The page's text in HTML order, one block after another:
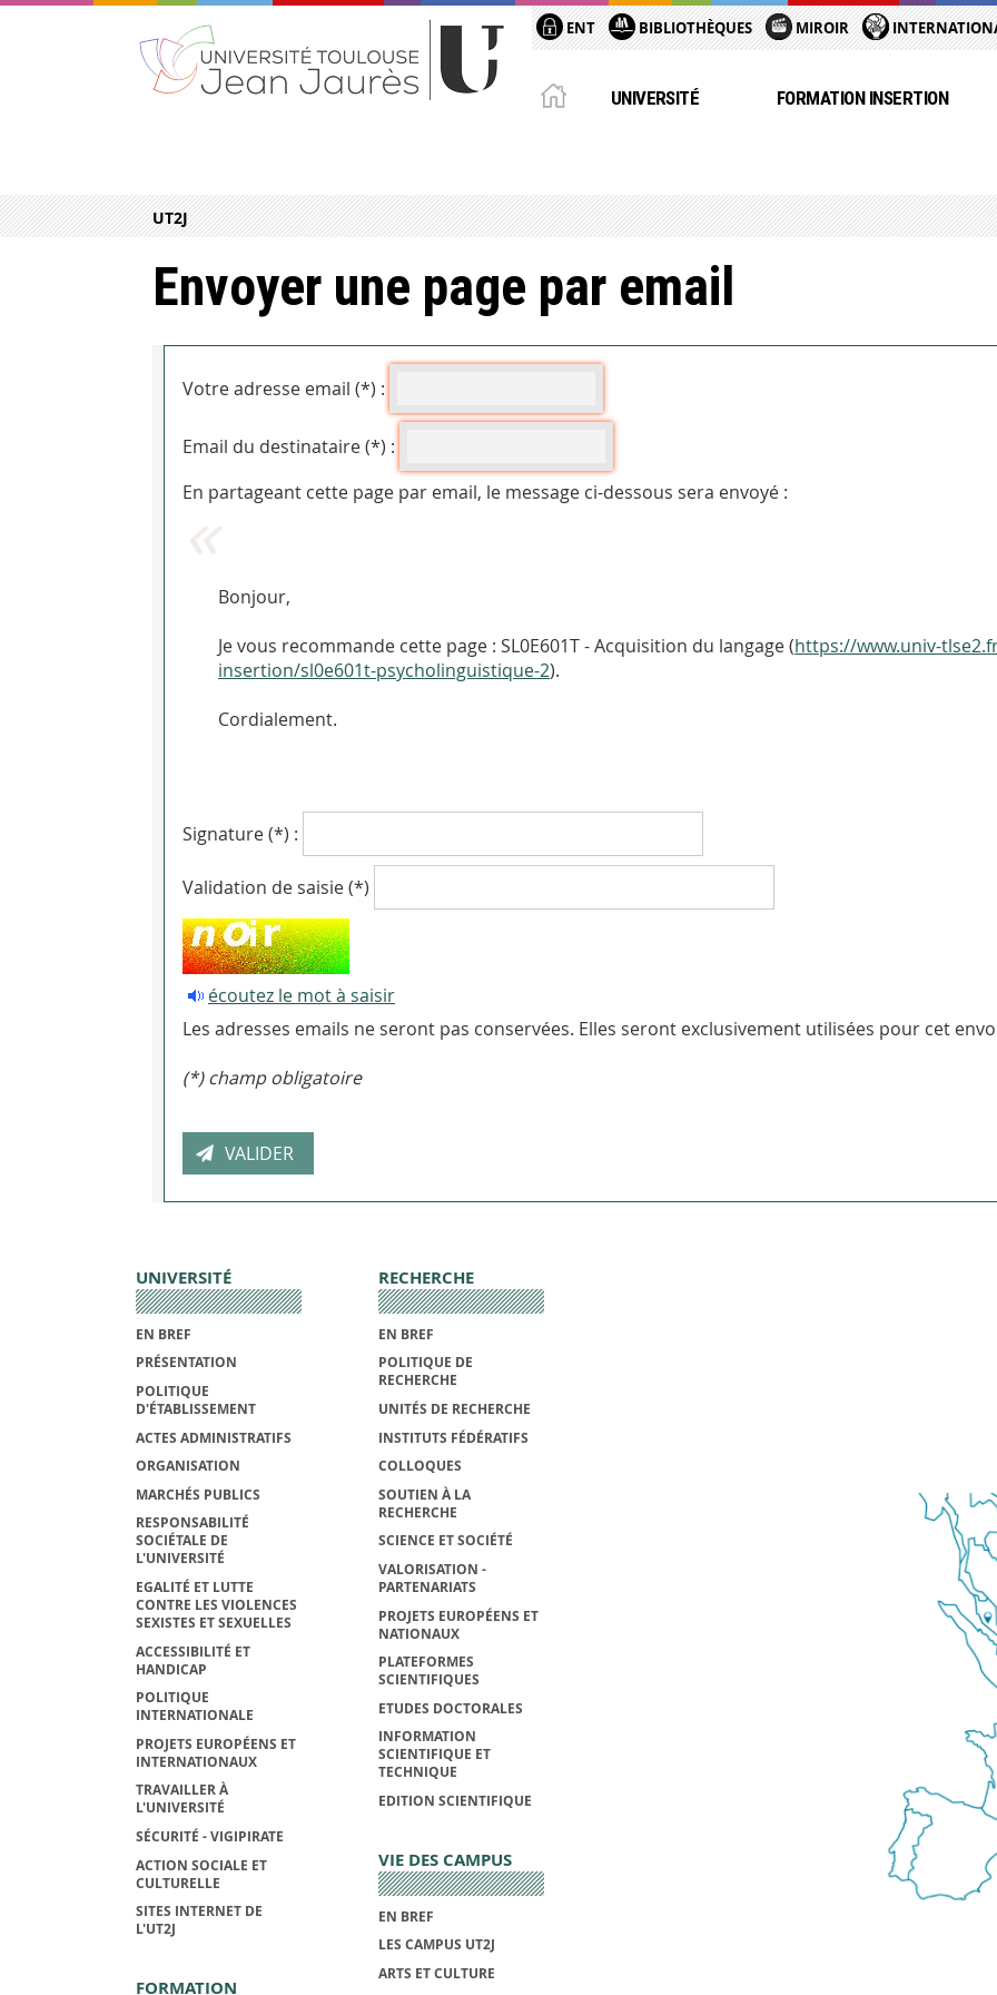
ENT BIBLIOTHÈQUES MIROIR
UNIVERSITÉ FORMATION INSERTION
UT2J
Envoyer une page par email
Votre adresse email (*) :
Email du destinataire (*) :
En partageant cette page par email, le message ci-dessous sera envoyé :
Bonjour,
Je vous recommande cette page : SL0E601T - Acquisition du langage (https://www.univ-
insertion/sl0e601t-psycholinguistique-2).
Cordialement.
Signature (*) :
Validation de saisie (*)
écoutez le mot à saisir
Les adresses emails ne seront pas conservées. Elles seront exclusivement utilisées pour cet
(*) champ obligatoire
UNIVERSITÉ
EN BREF
PRÉSENTATION
POLITIQUE
D'ÉTABLISSEMENT
ACTES ADMINISTRATIFS
ORGANISATION
MARCHÉS PUBLICS
RESPONSABILITÉ
SOCIÉTALE DE
L'UNIVERSITÉ
EGALITÉ ET LUTTE
CONTRE LES VIOLENCES
SEXISTES ET SEXUELLES
ACCESSIBILITÉ ET
HANDICAP
POLITIQUE
INTERNATIONALE
PROJETS EUROPÉENS ET
INTERNATIONAUX
TRAVAILLER À
L'UNIVERSITÉ
SÉCURITÉ - VIGIPIRATE
ACTION SOCIALE ET
CULTURELLE
SITES INTERNET DE
L'UT2J
FORMATION
RECHERCHE
EN BREF
POLITIQUE DE
RECHERCHE
UNITÉS DE RECHERCHE
INSTITUTS FÉDÉRATIFS
COLLOQUES
SOUTIEN À LA
RECHERCHE
SCIENCE ET SOCIÉTÉ
VALORISATION -
PARTENARIATS
PROJETS EUROPÉENS ET
NATIONAUX
PLATEFORMES
SCIENTIFIQUES
ETUDES DOCTORALES
INFORMATION
SCIENTIFIQUE ET
TECHNIQUE
EDITION SCIENTIFIQUE
VIE DES CAMPUS
EN BREF
LES CAMPUS UT2J
ARTS ET CULTURE